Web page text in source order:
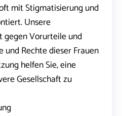
mit Stigmatisierung und
Unsere
gegen Vorurteile und
und Rechte dieser Frauen
helfen Sie, eine
Gesellschaft zu